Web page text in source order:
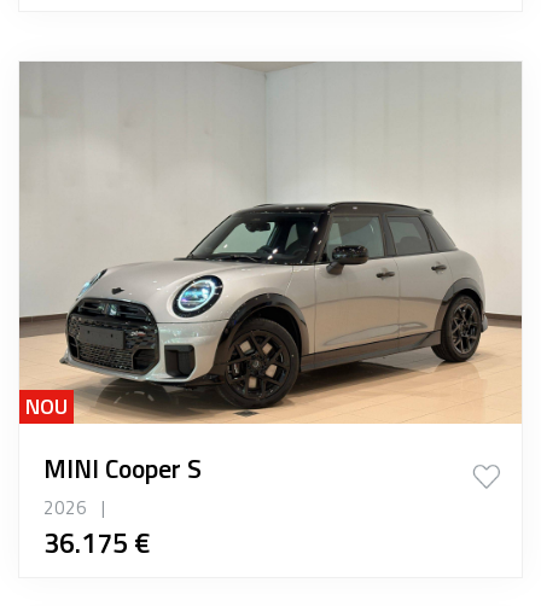
NOU
MINI Cooper S
2026 |
36.175 €